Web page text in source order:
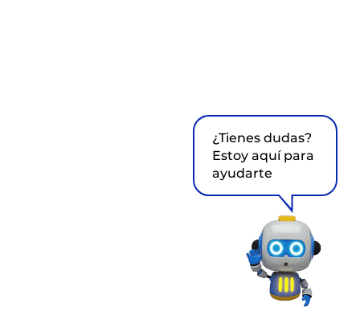
¿Tienes dudas?
Estoy aquí para
ayudarte